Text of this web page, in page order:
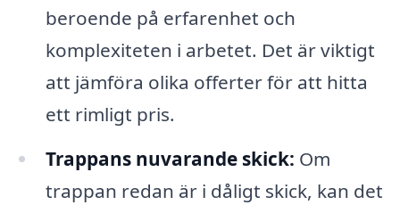
beroende på erfarenhet och
komplexiteten i arbetet. Det är viktigt
att jämföra olika offerter för att hitta
ett rimligt pris.
Trappans nuvarande skick: Om
trappan redan är i dåligt skick, kan det